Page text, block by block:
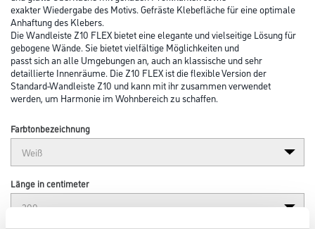
exakter Wiedergabe des Motivs. Gefräste Klebefläche für eine optimale
Anhaftung des Klebers.
Die Wandleiste Z10 FLEX bietet eine elegante und vielseitige Lösung für
gebogene Wände. Sie bietet vielfältige Möglichkeiten und
passt sich an alle Umgebungen an, auch an klassische und sehr
detaillierte Innenräume. Die Z10 FLEX ist die flexible Version der
Standard-Wandleiste Z10 und kann mit ihr zusammen verwendet
werden, um Harmonie im Wohnbereich zu schaffen.
Farbtonbezeichnung
Länge in centimeter